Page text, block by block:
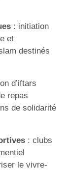
: initiation
et
destinés
d’iftars
repas
de solidarité
: clubs
le vivre-